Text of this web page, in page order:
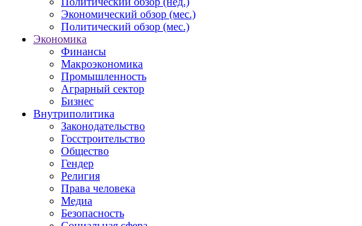
Экономический обзор (мес.)
Политический обзор (мес.)
Экономика
Финансы
Макроэкономика
Промышленность
Аграрный сектор
Бизнес
Внутриполитика
Законодательство
Госстроительство
Общество
Гендер
Религия
Права человека
Медиа
Безопасность